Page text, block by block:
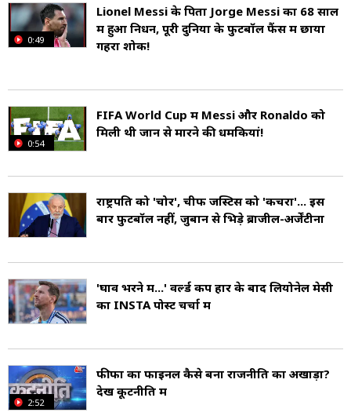
साझा करता है, और उत्तर में बोलीविया और पराग्वे, उत्तर
पूर्व में ब्राजील, पूर्व में उरुग्वे और दक्षिण अटलांटिक
(Argentina Geographical Location). अर्जेंटीना
एक संघीय राज्य है जो 23 प्रांतों में विभाजित है. साथ ही,
यह एक स्वायत्त शहर है, जो संघीय राजधानी और देश का
सबसे बड़ा शहर ब्यूनस आयर्स है (Provinces of
Argentina).
पुरापाषाण काल की है. इंका साम्राज्य का विस्तार पूर्व-
कोलंबियन काल में देश के उत्तर-पश्चिम में हुआ था. इस
उपनिवेशीकरण से आता है. अर्जेंटीना रियो डी ला प्लाटा के
वायसरायल्टी के उत्तराधिकारी राज्य के रूप में उभरा था.
0:49
Lionel Messi के पिता Jorge Messi का 68 साल
में हुआ निधन, पूरी दुनिया के फुटबॉल फैंस में छाया
गहरा शोक!
0:54
FIFA World Cup में Messi और Ronaldo को
मिली थी जान से मारने की धमकियां!
राष्ट्रपति को 'चोर', चीफ जस्टिस को 'कचरा'... इस
बार फुटबॉल नहीं, जुबान से भिड़े ब्राजील-अर्जेंटीना
'घाव भरने में...' वर्ल्ड कप हार के बाद लियोनेल मेसी
का INSTA पोस्ट चर्चा में
2:52
फीफा का फाइनल कैसे बना राजनीति का अखाड़ा?
देखें कूटनीति में